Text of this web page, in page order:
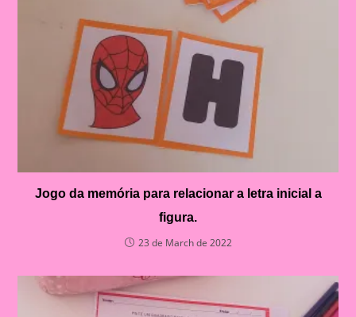
Jogo da memória para relacionar a letra inicial a
figura.
23 de March de 2022